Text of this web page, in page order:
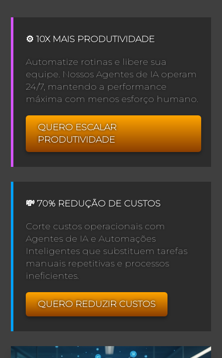
⚙️ 10X MAIS PRODUTIVIDADE
Automatize rotinas e libere sua
equipe. Nossos Agentes de IA operam
24/7, mantendo a performance
máxima com menos esforço humano.
QUERO ESCALAR
PRODUTIVIDADE
💸 70% REDUÇÃO DE CUSTOS
Corte custos operacionais com
Agentes de IA e Automações
Inteligentes que substituem tarefas
manuais repetitivas e processos
ineficientes.
QUERO REDUZIR CUSTOS